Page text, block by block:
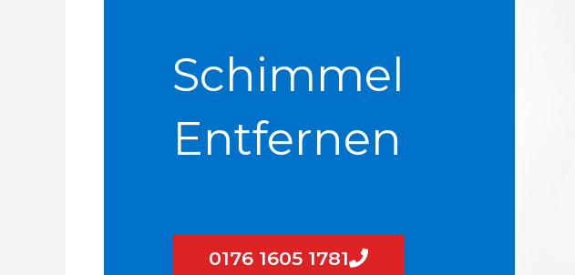
Schimmel
Entfernen
0176 1605 1781